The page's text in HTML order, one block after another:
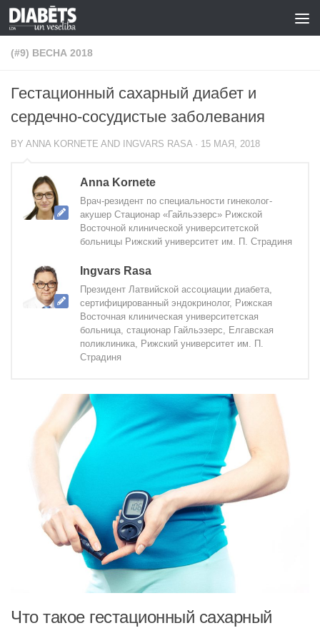
Skip to content
(#9) ВЕСНА 2018
Гестационный сахарный диабет и
сердечно-сосудистые заболевания
BY ANNA KORNETE AND INGVARS RASA · 15 МАЯ, 2018
Anna Kornete
Врач-резидент по специальности гинеколог-
акушер Стационар «Гайльэзерс» Рижской
Восточной клинической университетской
больницы Рижский университет им. П. Страдиня
Ingvars Rasa
Президент Латвийской ассоциации диабета,
сертифицированный эндокринолог, Рижская
Восточная клиническая университетская
больница, стационар Гайльэзерс, Елгавская
поликлиника, Рижский университет им. П.
Страдиня
Что такое гестационный сахарный